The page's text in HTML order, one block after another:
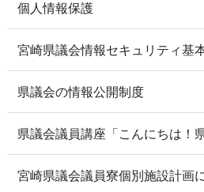
個人情報保護
宮崎県議会情報セキュリティ基
県議会の情報公開制度
県議会議員講座「こんにちは！
宮崎県議会議員寮個別施設計画